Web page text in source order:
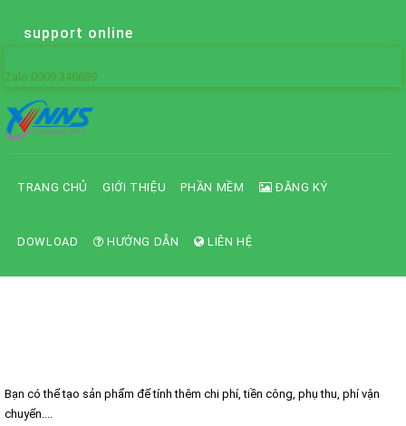
support online
Zalo 0909 348689
TRANG CHỦ GIỚI THIỆU PHẦN MỀM ĐĂNG KÝ
DOWLOAD HƯỚNG DẪN LIÊN HỆ
Bạn có thể tạo sản phẩm để tính thêm chi phí, tiền công, phụ thu, phí vận
chuyển....